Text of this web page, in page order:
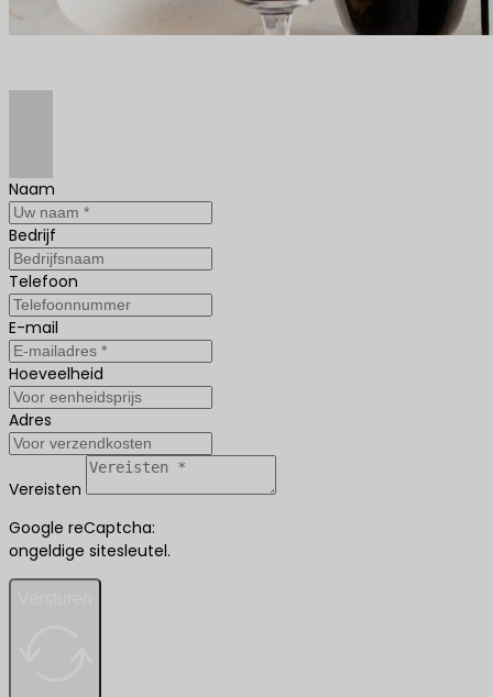
Naam
Bedrijf
Telefoon
E-mail
Hoeveelheid
Adres
Vereisten
Google reCaptcha:
ongeldige sitesleutel.